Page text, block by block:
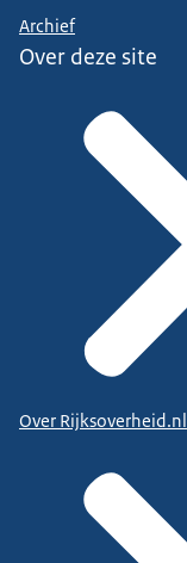
Archief
Over deze site
Over Rijksoverheid.nl